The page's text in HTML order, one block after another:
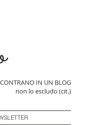
IN UN BLOG
non lo escludo (cit.)